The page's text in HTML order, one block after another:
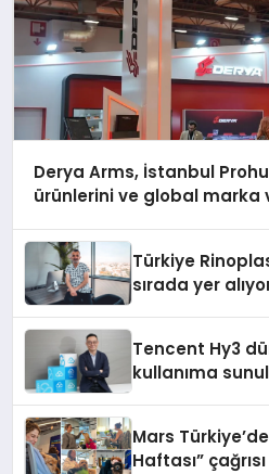
Derya Arms, İstanbul
ürünlerini ve global marka
Türkiye
sırada yer
Tencent Hy3
kullanıma
Mars
Haftası” çağrısı